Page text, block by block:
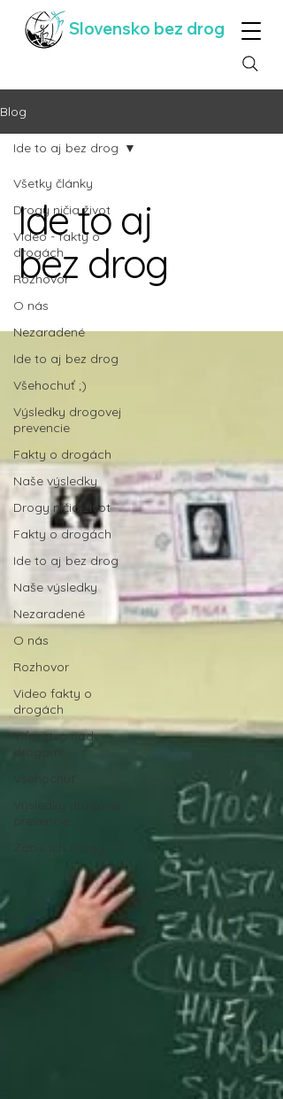
Slovensko bez drog
Blog
Všetky články
Drogy ničia život
Video - fakty o
drogách
Rozhovor
O nás
Nezaradené
Ide to aj bez drog
Všehochuť ;)
Výsledky drogovej
prevencie
Fakty o drogách
Naše výsledky
Drogy ničia život
Fakty o drogách
Ide to aj bez drog
Naše výsledky
Nezaradené
O nás
Rozhovor
Video fakty o
drogách
Víťazstvo nad
Zabili ich drogy
Ide to aj bez drog
Ide to aj
bez drog